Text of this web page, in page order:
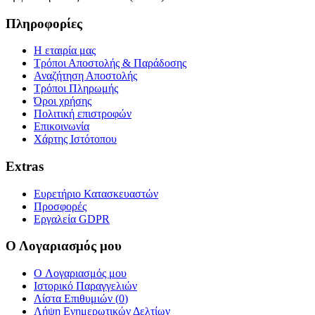
Πληροφορίες
Η εταιρία μας
Τρόποι Αποστολής & Παράδοσης
Αναζήτηση Αποστολής
Τρόποι Πληρωμής
Όροι χρήσης
Πολιτική επιστροφών
Επικοινωνία
Χάρτης Ιστότοπου
Extras
Ευρετήριο Κατασκευαστών
Προσφορές
Εργαλεία GDPR
Ο Λογαριασμός μου
O Λογαριασμός μου
Ιστορικό Παραγγελιών
Λίστα Επιθυμιών (0)
Λήψη Ενημερωτικών Δελτίων